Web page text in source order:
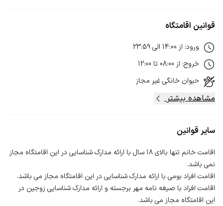
قوانین اقامتگاه
ورود: از 14:00 الی23:59
خروج: از 08:00 تا 12:00
حیوان خانگیغیر مجاز
مشاهده بیشتر
سایر قوانین
اقامت خانم تنها بالای 18 سال با ارائه مدارک شناسایی در این اقامتگاه مجاز
اقامت افراد با صیغه نامه مهر برجسته و ارائه مدارک شناسایی زوجین در